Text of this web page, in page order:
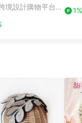
鍊境設計購物平台
1%